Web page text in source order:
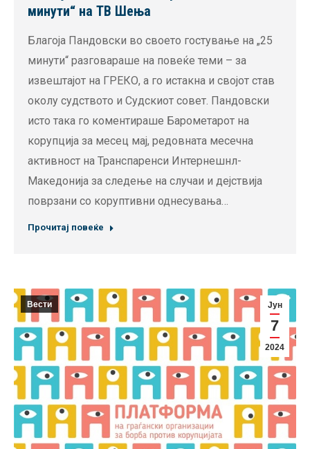
минути“ на ТВ Шења
Благоја Пандовски во своето гостување на „25
минути“ разговараше на повеќе теми – за
извештајот на ГРЕКО, а го истакна и својот став
околу судството и Судскиот совет. Пандовски
исто така го коментираше Барометарот на
корупција за месец мај, редовната месечна
активност на Транспаренси Интернешнл-
Македонија за следење на случаи и дејствија
поврзани со коруптивни однесувања…
Прочитај повеќе
Јун
7
2024
Вести